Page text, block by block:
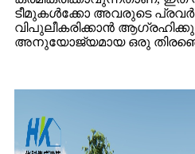
ടീമുകൾക്കോ ​​അവരുടെ
വിപുലീകരിക്കാൻ
അനുയോജ്യമായ ഒരു